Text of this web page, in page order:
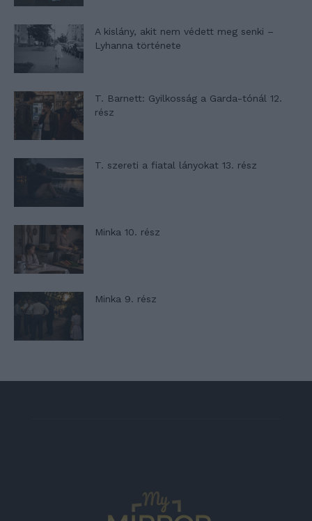
A kislány, akit nem védett meg senki –
Lyhanna története
T. Barnett: Gyilkosság a Garda-tónál 12.
rész
T. szereti a fiatal lányokat 13. rész
Minka 10. rész
Minka 9. rész